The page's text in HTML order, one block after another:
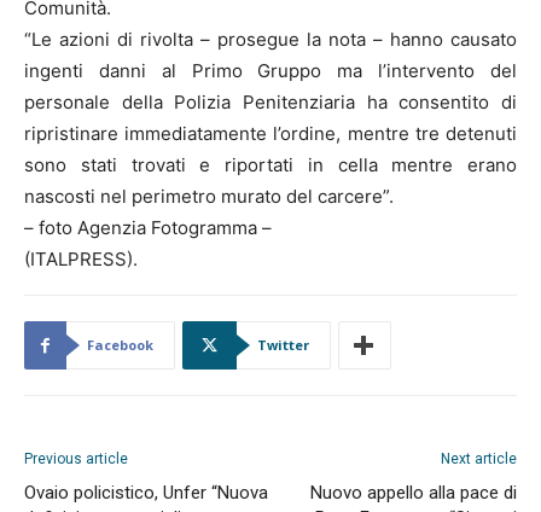
Comunità.
“Le azioni di rivolta – prosegue la nota – hanno causato
ingenti danni al Primo Gruppo ma l’intervento del
personale della Polizia Penitenziaria ha consentito di
ripristinare immediatamente l’ordine, mentre tre detenuti
sono stati trovati e riportati in cella mentre erano
nascosti nel perimetro murato del carcere”.
– foto Agenzia Fotogramma –
(ITALPRESS).
Facebook Twitter
Previous article
Ovaio policistico, Unfer “Nuova
Next article
Nuovo appello alla pace di